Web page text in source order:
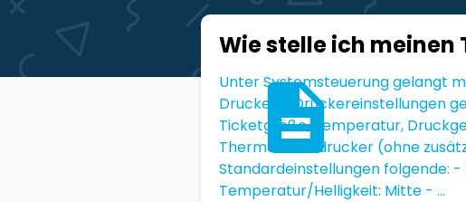
Wie stelle ich meinen
Unter Systemsteuerung gelangt
Drucker – Druckereinstellungen
Ticketgröße, Temperatur,
Thermodirektdrucker (ohne
Standardeinstellungen folgende:
Temperatur/Helligkeit: Mitte - ...